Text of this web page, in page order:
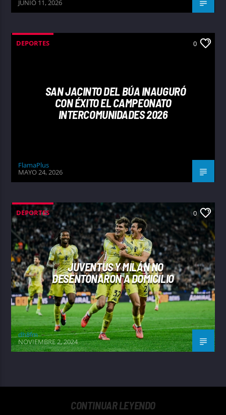
JUNIO 11, 2026
DEPORTES 0
SAN JACINTO DEL BÚA INAUGURÓ
CON ÉXITO EL CAMPEONATO
INTERCOMUNIDADES 2026
FlamaPlus
MAYO 24, 2026
DEPORTES 0
JUVENTUS Y MILÁN NO
DESENTONARON A DOMICILIO
dh8fm
NOVIEMBRE 2, 2024
CONTINUAR LEYENDO